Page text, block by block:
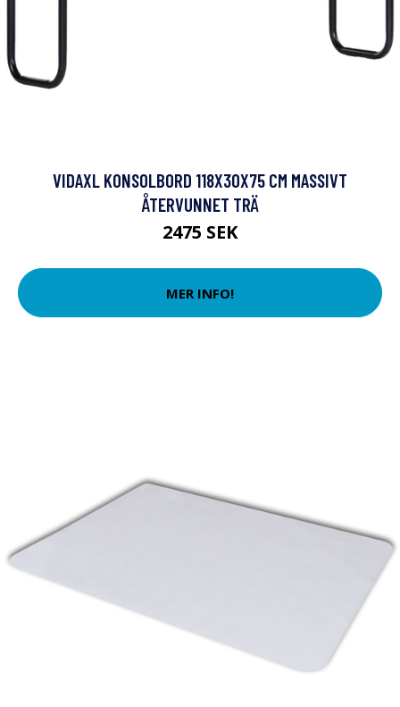
VIDAXL KONSOLBORD 118X30X75 CM MASSIVT
ÅTERVUNNET TRÄ
2475 SEK
MER INFO!